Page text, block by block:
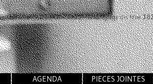
src/Cache/CacheController.phpon line
AGENDA
PIECES JOINTES